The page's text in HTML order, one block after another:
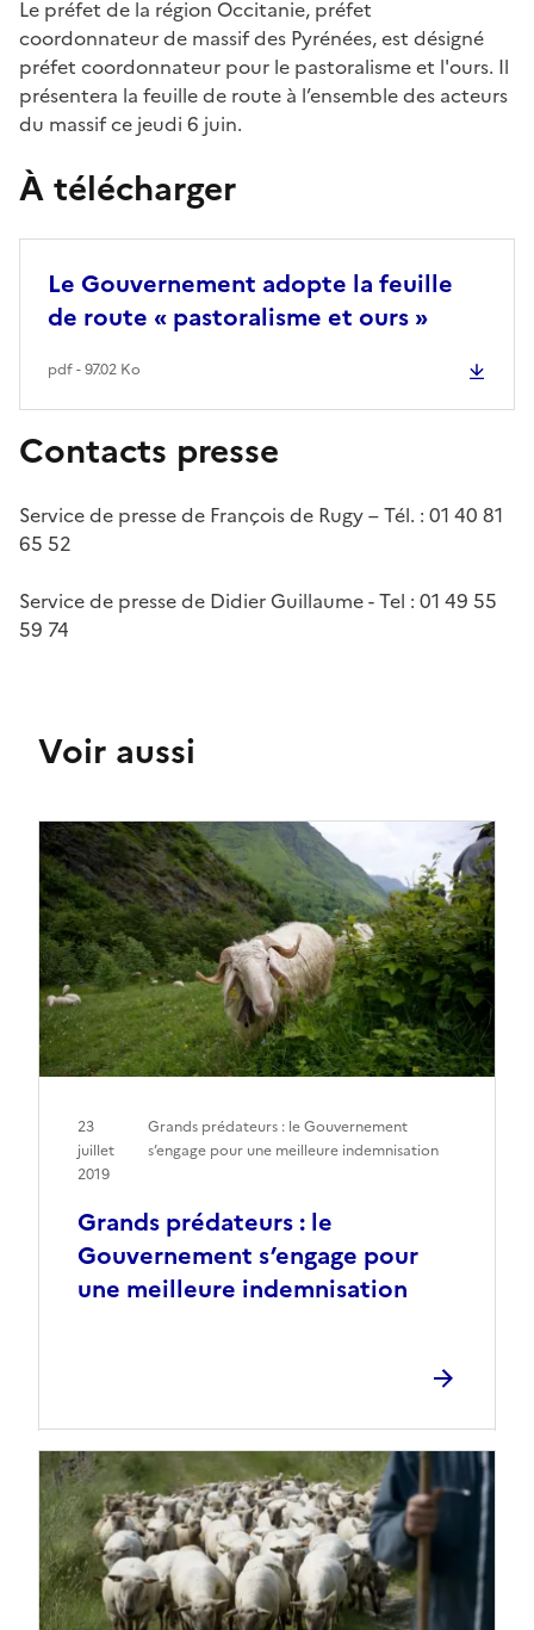
Le préfet de la région Occitanie, préfet
coordonnateur de massif des Pyrénées, est désigné
préfet coordonnateur pour le pastoralisme et l'ours. Il
présentera la feuille de route à l’ensemble des acteurs
du massif ce jeudi 6 juin.
À télécharger
Le Gouvernement adopte la feuille
de route « pastoralisme et ours »
pdf - 97.02 Ko
Contacts presse
Service de presse de François de Rugy – Tél. : 01 40 81
65 52
Service de presse de Didier Guillaume - Tel : 01 49 55
59 74
Voir aussi
Grands prédateurs : le
Gouvernement s’engage pour
une meilleure indemnisation
23
juillet
2019
Grands prédateurs : le Gouvernement
s’engage pour une meilleure indemnisation